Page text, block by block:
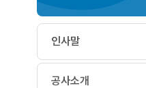
인사말
공사소개